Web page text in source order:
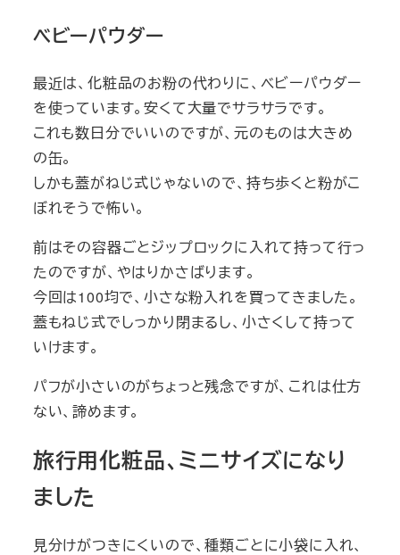
ベビーパウダー
最近は、化粧品のお粉の代わりに、ベビーパウダー
を使っています。安くて大量でサラサラです。
これも数日分でいいのですが、元のものは大きめ
の缶。
しかも蓋がねじ式じゃないので、持ち歩くと粉がこ
ぼれそうで怖い。
前はその容器ごとジップロックに入れて持って行っ
たのですが、やはりかさばります。
今回は100均で、小さな粉入れを買ってきました。
蓋もねじ式でしっかり閉まるし、小さくして持って
いけます。
パフが小さいのがちょっと残念ですが、これは仕方
ない、諦めます。
旅行用化粧品、ミニサイズになり
ました
見分けがつきにくいので、種類ごとに小袋に入れ、